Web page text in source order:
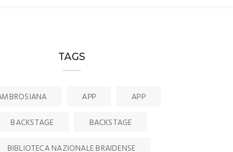
TAGS
APP
APP
BACKSTAGE
BACKSTAGE
BIBLIOTECA NAZIONALE BRAIDENSE